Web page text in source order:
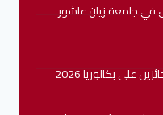
في جامعة زيان عاشور
على بكالوريا 2026